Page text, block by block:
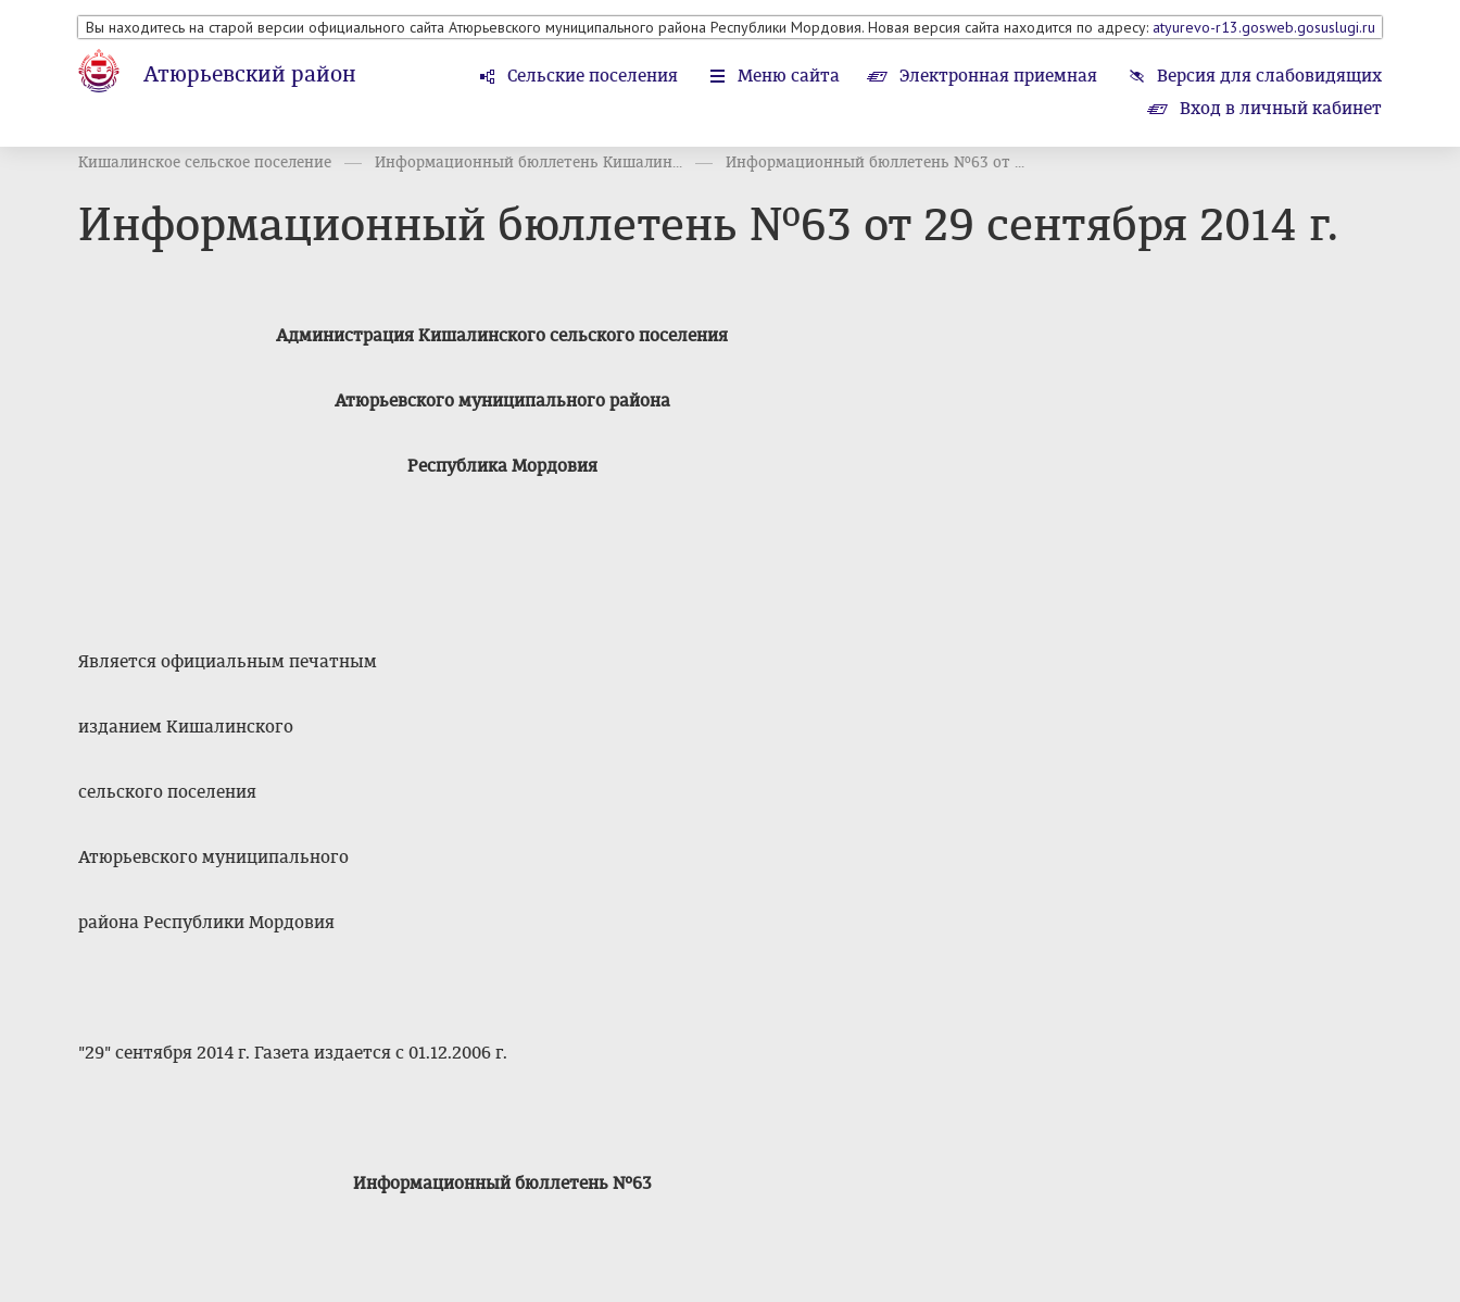
Вы находитесь на старой версии официального сайта Атюрьевского муниципального района Республики Мордовия. Новая версия сайта находится по адресу: atyurevo-r13.gosweb.gosuslugi.ru
Атюрьевский район Сельские поселения Меню сайта Электронная приемная
Версия для слабовидящих
Вход в личный кабинет
Кишалинское сельское поселение Информационный бюллетень Кишалин... Информационный бюллетень №63 от ...
Информационный бюллетень №63 от 29 сентября 2014 г.
Администрация Кишалинского сельского поселения
Атюрьевского муниципального района
Республика Мордовия
Является официальным печатным
изданием Кишалинского
сельского поселения
Атюрьевского муниципального
района Республики Мордовия
"29" сентября 2014 г. Газета издается с 01.12.2006 г.
Информационный бюллетень №63